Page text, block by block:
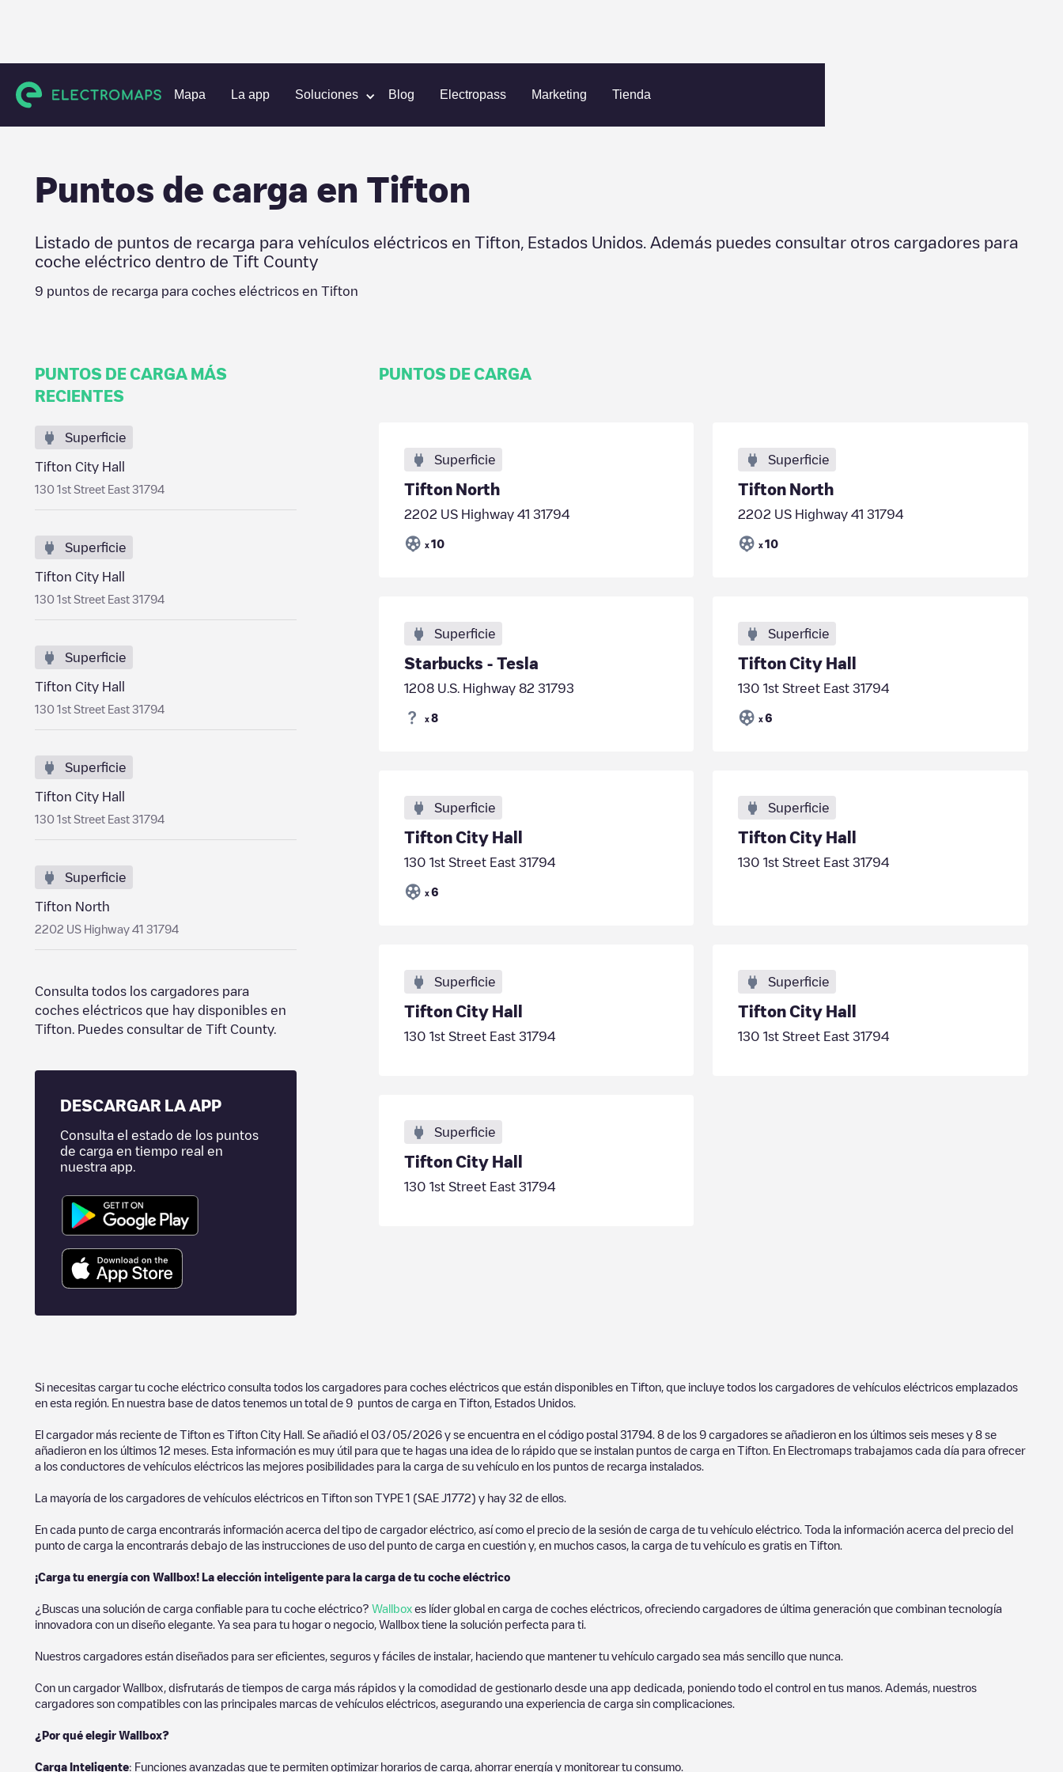
Mapa La app Soluciones Blog Electropass Marketing Tienda
Estaciones de carga Estados Unidos Tift County Tifton
Puntos de carga en Tifton
Listado de puntos de recarga para vehículos eléctricos en Tifton Estados Unidos . Además puedes consultar otros cargadores para
coche eléctrico dentro de Tift County
9 puntos de recarga para coches eléctricos en Tifton
PUNTOS DE CARGA MÁS
RECIENTES
Superficie
Tifton City Hall
130 1st Street East 31794
Superficie
Tifton City Hall
130 1st Street East 31794
Superficie
Tifton City Hall
130 1st Street East 31794
Superficie
Tifton City Hall
130 1st Street East 31794
Superficie
Tifton North
2202 US Highway 41 31794
Consulta todos los cargadores para
coches eléctricos que hay disponibles en
Tifton . Puedes consultar de Tift County.
DESCARGAR LA APP
Consulta el estado de los puntos
de carga en tiempo real en
nuestra app.
PUNTOS DE CARGA
Superficie
Tifton North
2202 US Highway 41 31794
x 10
Superficie
Tifton North
2202 US Highway 41 31794
x 10
Superficie
Starbucks - Tesla
1208 U.S. Highway 82 31793
x 8
Superficie
Tifton City Hall
130 1st Street East 31794
x 6
Superficie
Tifton City Hall
130 1st Street East 31794
x 6
Superficie
Tifton City Hall
130 1st Street East 31794
Superficie
Tifton City Hall
130 1st Street East 31794
Superficie
Tifton City Hall
130 1st Street East 31794
Superficie
Tifton City Hall
130 1st Street East 31794
Si necesitas cargar tu coche eléctrico consulta todos los cargadores para coches eléctricos que están disponibles en Tifton , que incluye todos los cargadores de vehículos eléctricos emplazados
en esta región. En nuestra base de datos tenemos un total de 9 puntos de carga en Tifton Estados Unidos
El cargador más reciente de Tifton es Tifton City Hall . Se añadió el 03/05/2026 y se encuentra en el código postal 31794 8 de los 9 cargadores se añadieron en los últimos seis meses y 8 se
añadieron en los últimos 12 meses. Esta información es muy útil para que te hagas una idea de lo rápido que se instalan puntos de carga en Tifton . En Electromaps trabajamos cada día para ofrecer
a los conductores de vehículos eléctricos las mejores posibilidades para la carga de su vehículo en los puntos de recarga instalados.
La mayoría de los cargadores de vehículos eléctricos en Tifton son TYPE 1 (SAE J1772) y hay 32 de ellos.
En cada punto de carga encontrarás información acerca del tipo de cargador eléctrico, así como el precio de la sesión de carga de tu vehículo eléctrico. Toda la información acerca del precio del
punto de carga la encontrarás debajo de las instrucciones de uso del punto de carga en cuestión y, en muchos casos, la carga de tu vehículo es gratis en Tifton
¡Carga tu energía con Wallbox! La elección inteligente para la carga de tu coche eléctrico
¿Buscas una solución de carga confiable para tu coche eléctrico? Wallbox es líder global en carga de coches eléctricos, ofreciendo cargadores de última generación que combinan tecnología
innovadora con un diseño elegante. Ya sea para tu hogar o negocio, Wallbox tiene la solución perfecta para ti.
Nuestros cargadores están diseñados para ser eficientes, seguros y fáciles de instalar, haciendo que mantener tu vehículo cargado sea más sencillo que nunca.
Con un cargador Wallbox, disfrutarás de tiempos de carga más rápidos y la comodidad de gestionarlo desde una app dedicada, poniendo todo el control en tus manos. Además, nuestros
cargadores son compatibles con las principales marcas de vehículos eléctricos, asegurando una experiencia de carga sin complicaciones.
¿Por qué elegir Wallbox?
Carga Inteligente: Funciones avanzadas que te permiten optimizar horarios de carga, ahorrar energía y monitorear tu consumo.